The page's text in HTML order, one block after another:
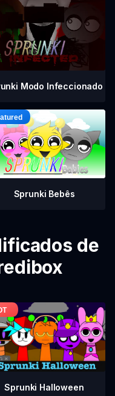
Modo Infeccionado
Sprunki Bebês
de
Sprunki Halloween